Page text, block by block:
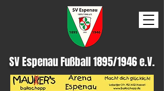
SV Espenau Fußball 1895/1946 e.V.